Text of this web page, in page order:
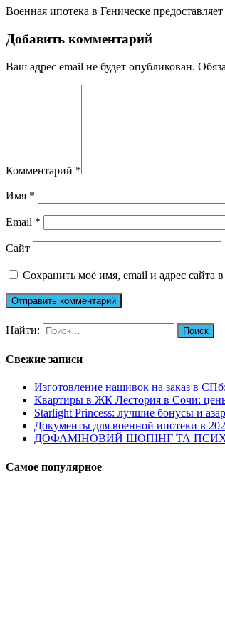
Военная ипотека в Геническе
Добавить комментарий
Ваш адрес email не будет опубликован.
Комментарий *
Имя *
Email *
Сайт
Сохранить моё имя, email и адрес сайта
Найти:
Свежие записи
Изготовление нашивок на заказ в
Квартиры в ЖК Лестория в Сочи:
Starlight Princess: лучшие бонусы и
Документы для военной ипотеки в
ДОФАМІНОВИЙ ШОПІНГ ТА
Самое популярное